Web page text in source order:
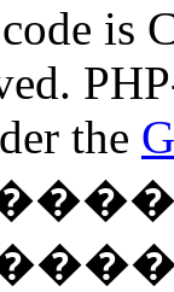
code
the